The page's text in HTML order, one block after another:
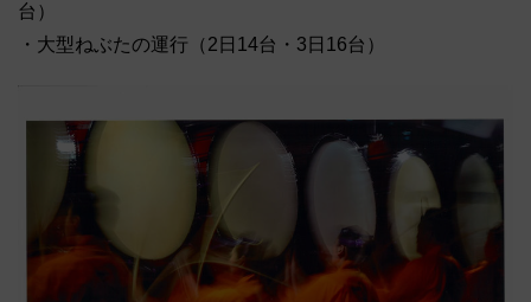
台）
・大型ねぶたの運行（2日14台・3日16台）